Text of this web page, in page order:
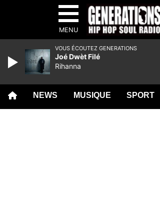
MENU
NEWS MUSIQUE SPORT
VOUS ÉCOUTEZ GENERATIONS
Joé Dwèt Filé
Rihanna